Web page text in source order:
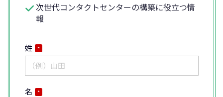
次世代コンタクトセンターの構築に役立つ情
報
姓 *
名 *